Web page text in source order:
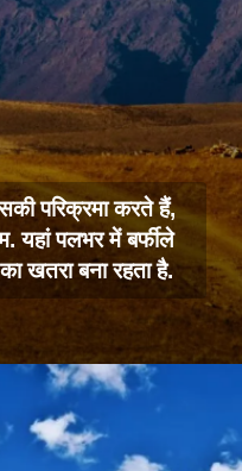
परिक्रमा करते हैं,
यहां पलभर में बर्फीले
खतरा बना रहता है.